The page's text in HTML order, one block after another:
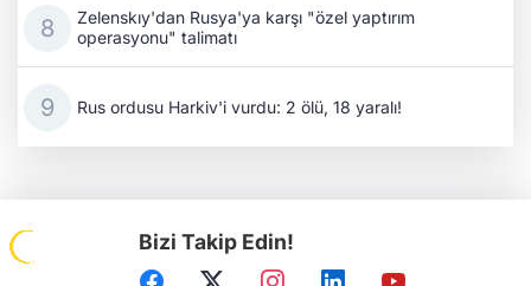
Zelenskıy'dan Rusya'ya karşı "özel yaptırım
operasyonu" talimatı
Rus ordusu Harkiv'i vurdu: 2 ölü, 18 yaralı!
Bizi Takip Edin!